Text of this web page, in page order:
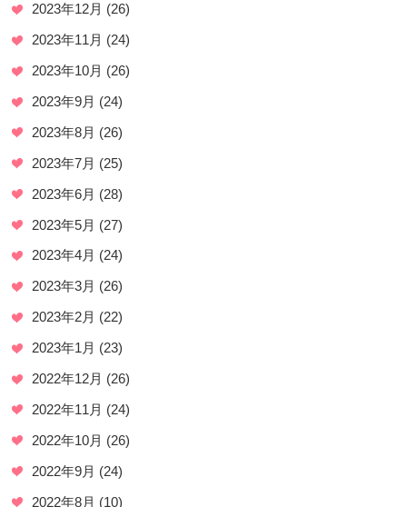
2023年12月 (26)
2023年11月 (24)
2023年10月 (26)
2023年9月 (24)
2023年8月 (26)
2023年7月 (25)
2023年6月 (28)
2023年5月 (27)
2023年4月 (24)
2023年3月 (26)
2023年2月 (22)
2023年1月 (23)
2022年12月 (26)
2022年11月 (24)
2022年10月 (26)
2022年9月 (24)
2022年8月 (10)